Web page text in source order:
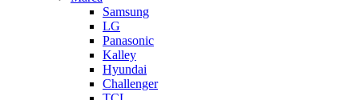
Samsung
LG
Panasonic
Kalley
Hyundai
Challenger